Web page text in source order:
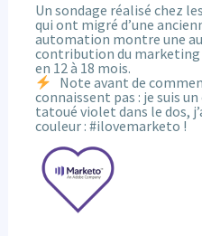
Un sondage réalisé chez
qui ont migré d’une
automation montre une
contribution du marketing
en 12 à 18 mois.
Note avant de
connaissent pas : je suis
tatoué violet dans le dos,
couleur : #ilovemarketo !